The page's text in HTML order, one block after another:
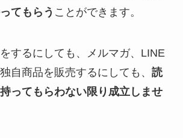
てもらう ことができます。
するにしても、メルマガ、LINE
自商品を販売するにしても、 読
ってもらわない限り成立しませ